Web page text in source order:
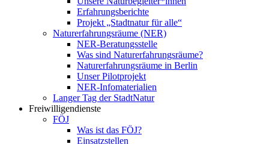
Erfahrungsberichte
Projekt „Stadtnatur für alle“
Naturerfahrungsräume (NER)
NER-Beratungsstelle
Was sind Naturerfahrungsräume?
Naturerfahrungsräume in Berlin
Unser Pilotprojekt
NER-Infomaterialien
Langer Tag der StadtNatur
Freiwilligendienste
FÖJ
Was ist das FÖJ?
Einsatzstellen